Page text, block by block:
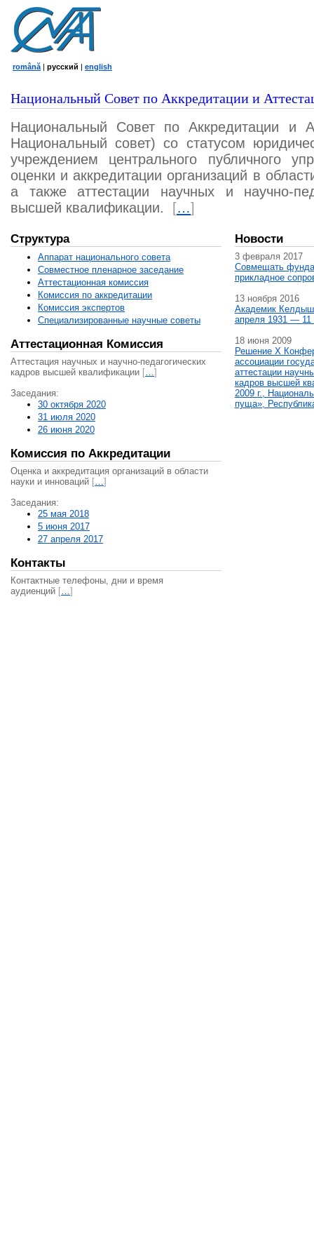
română | русский | english
Национальный Совет по Аккредитации и
Национальный Совет по Аккредитации и
Национальный совет) со статусом
учреждением центрального публичного
оценки и аккредитации организаций в
а также аттестации научных и научно-
высшей квалификации.
[…]
Структура
Аппарат национального совета
Совместное пленарное заседание
Аттестационная комисcия
Комиссия по аккредитации
Комиссия экспертов
Специализированные научные советы
Аттестационная Комиссия
Аттестация научных и научно-педагогических
кадров высшей квалификации […]
Заседания:
30 октября 2020
31 июля 2020
26 июня 2020
Комиссия по Аккредитации
Оценка и аккредитация организаций в области
науки и инноваций […]
Заседания:
25 мая 2018
5 июня 2017
27 апреля 2017
Контакты
Контактные телефоны, дни и время
аудиенций […]
Новости
3 февраля 2017
Совмещать
прикладное
13 ноября 2016
Академик
апреля 1931 — 11
18 июня 2009
Решение X
ассоциации
аттестации
кадров высшей
2009 г.,
пуща»,